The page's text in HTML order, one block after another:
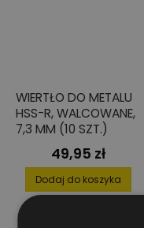
WIERTŁO DO METALU
HSS-R, WALCOWANE,
7,3 MM (10 SZT.)
Cena
49,95 zł
Dodaj do koszyka